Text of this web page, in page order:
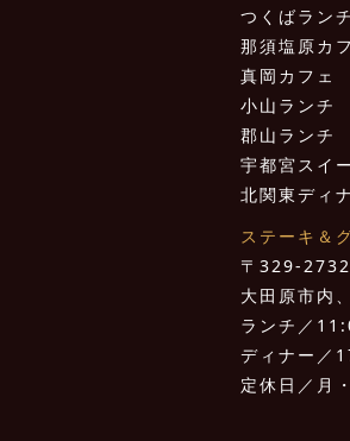
つくばランチ
那須塩原カ
真岡カフェ
小山ランチ
郡山ランチ
宇都宮スイ
北関東ディ
ステーキ＆
〒329-
大田原市内
ランチ／
ディナー／
定休日／月